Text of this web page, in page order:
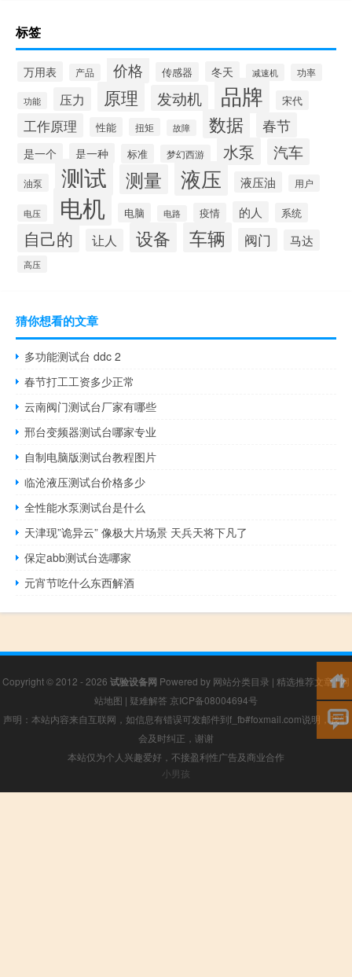
标签
万用表 产品 价格 传感器 冬天 减速机 功率
功能 压力 原理 发动机 品牌 宋代
工作原理 性能 扭矩 故障 数据 春节
是一个 是一种 标准 梦幻西游 水泵 汽车
油泵 测试 测量 液压 液压油 用户
电压 电机 电脑 电路 疫情 的人 系统
自己的 让人 设备 车辆 阀门 马达
高压
猜你想看的文章
多功能测试台 ddc 2
春节打工工资多少正常
云南阀门测试台厂家有哪些
邢台变频器测试台哪家专业
自制电脑版测试台教程图片
临沧液压测试台价格多少
全性能水泵测试台是什么
天津现”诡异云” 像极大片场景 天兵天将下凡了
保定abb测试台选哪家
元宵节吃什么东西解酒
Copyright © 2012 - 2026 试验设备网 Powered by 网站分类目录 | 精选推荐文章|网
站地图 | 疑难解答 京ICP备08004694号
声明：本站内容来自互联网，如信息有错误可发邮件到f_fb#foxmail.com说明，我们
会及时纠正，谢谢
本站仅为个人兴趣爱好，不接盈利性广告及商业合作
小男孩